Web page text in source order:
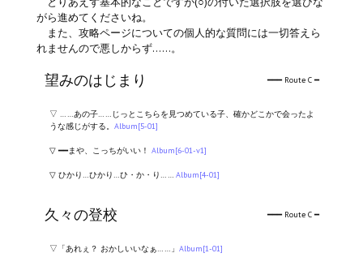
がら進めてくださいね。
また、攻略ページについての個人的な質問には一切答えら
れませんので悪しからず……。
望みのはじまり ━━━ Route C ━
▽ ……あの子……じっとこちらを見つめている子、確かどこかで会ったよ
うな感じがする。 Album[5-01]
▽ ━━まや、こっちがいい！ Album[6-01-v1]
▽ ひかり…ひかり…ひ・か・り…… Album[4-01]
久々の登校 ━━━ Route C ━
▽「あれぇ？ おかしいいなぁ……」 Album[1-01]